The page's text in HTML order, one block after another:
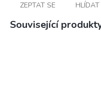
ZEPTAT SE HLÍDAT
Související